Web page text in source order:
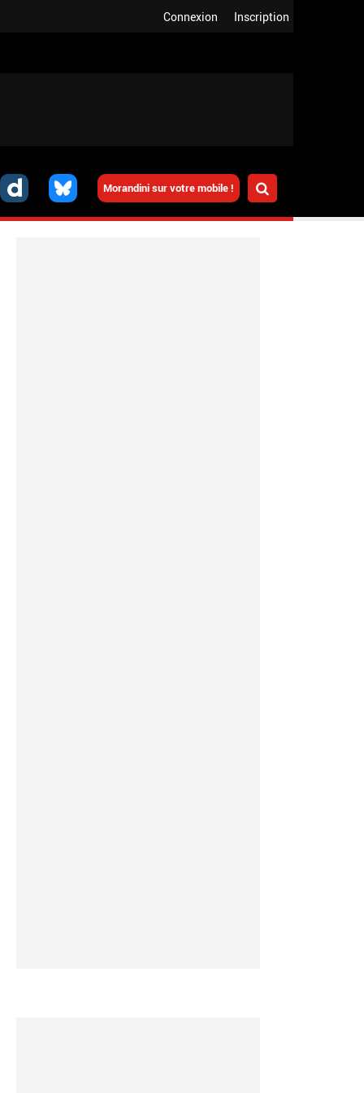
Inscription
Connexion
Morandini sur votre mobile !